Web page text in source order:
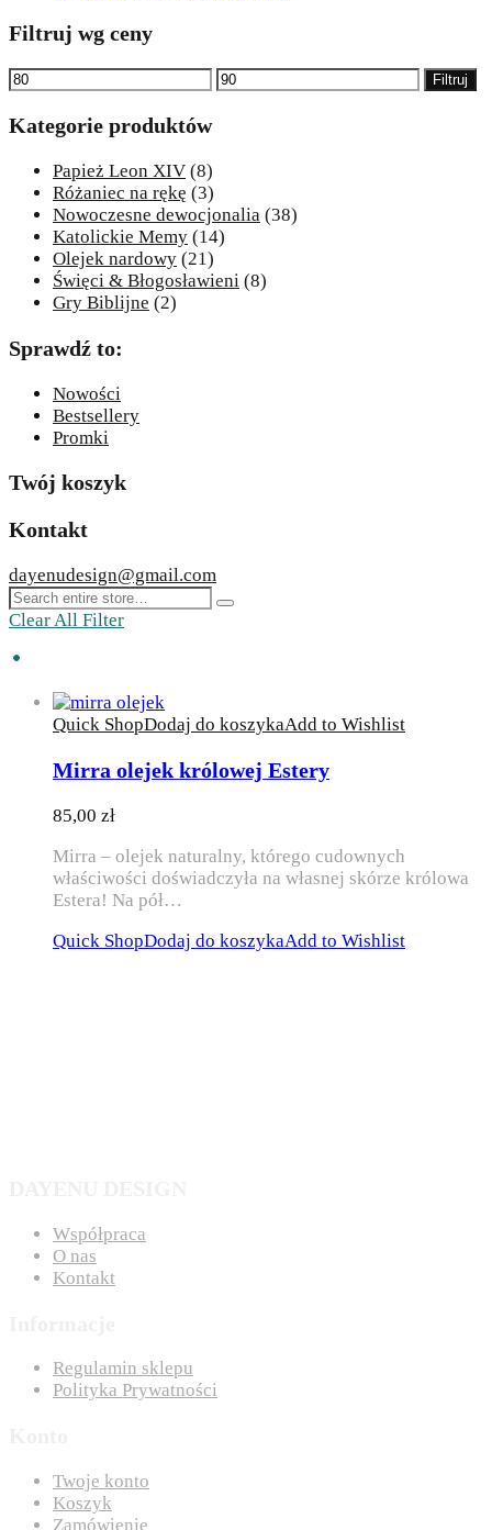
Filtruj wg ceny
Cena
Cena
Filtruj
Kategorie produktów
Papież Leon XIV (8)
Różaniec na rękę (3)
Nowoczesne dewocjonalia (38)
Katolickie Memy (14)
Olejek nardowy (21)
Święci & Błogosławieni (8)
Gry Biblijne (2)
Sprawdź to:
Nowości
Bestsellery
Promki
Twój koszyk
Kontakt
dayenudesign@gmail.com
Clear All Filter
Quick ShopDodaj do koszykaAdd to Wishlist
Mirra olejek królowej Estery
85,00 zł
Mirra – olejek naturalny, którego cudownych
właściwości doświadczyła na własnej skórze królowa
Estera! Na pół…
Quick ShopDodaj do koszykaAdd to Wishlist
Współpraca
O nas
Kontakt
Regulamin sklepu
Polityka Prywatności
Twoje konto
Koszyk
Zamówienie